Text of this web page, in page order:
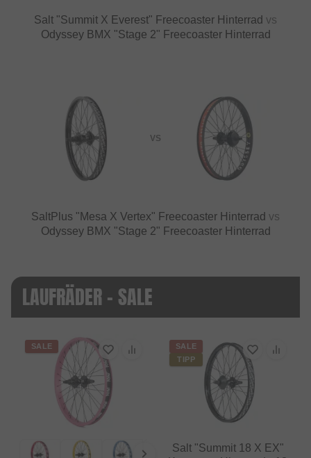
Salt "Summit X Everest" Freecoaster Hinterrad vs
Odyssey BMX "Stage 2" Freecoaster Hinterrad
VS
SaltPlus "Mesa X Vertex" Freecoaster Hinterrad vs
Odyssey BMX "Stage 2" Freecoaster Hinterrad
LAUFRÄDER - SALE
SALE
SALE
TIPP
Salt "Summit 18 X EX"